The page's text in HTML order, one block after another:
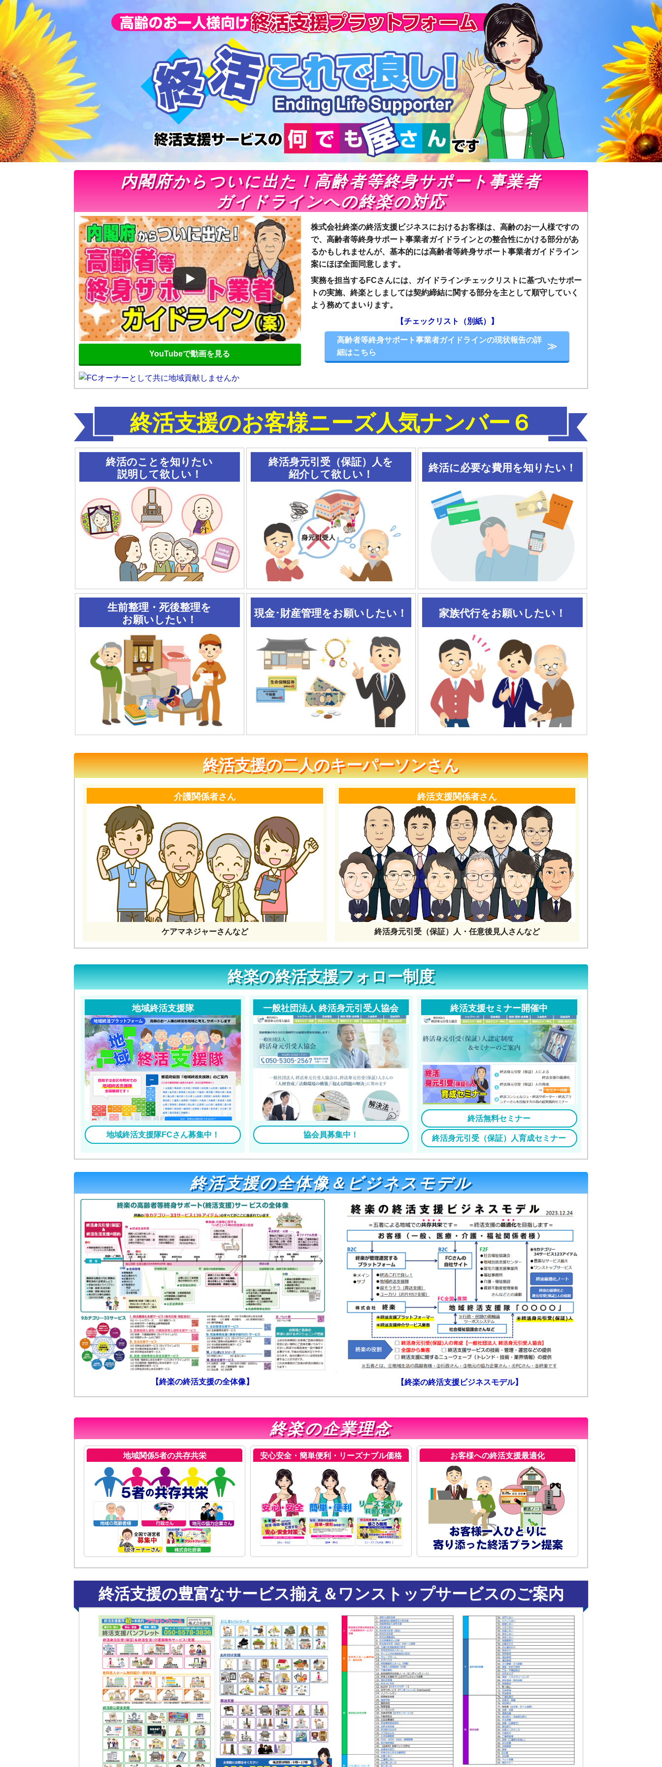
内閣府からついに出た！高齢者等終身サポート事業者
ガイドラインへの終楽の対応
YouTubeで動画を見る
株式会社終楽の終活支援ビジネスにおけるお客様は、高齢のお一人様ですの
で、高齢者等終身サポート事業者ガイドラインとの整合性にかける部分があ
るかもしれませんが、基本的には高齢者等終身サポート事業者ガイドライン
案にほぼ全面同意します。
実務を担当するFCさんには、ガイドラインチェックリストに基づいたサポー
トの実施、終楽としましては契約締結に関する部分を主として順守していく
よう務めてまいります。
【チェックリスト（別紙）】
高齢者等終身サポート事業者ガイドラインの現状報告の詳
細はこちら
終活支援のお客様ニーズ人気ナンバー６
終活のことを知りたい
説明して欲しい！
終活身元引受（保証）人を
紹介して欲しい！
終活に必要な費用を知りたい！
生前整理・死後整理を
お願いしたい！
現金･財産管理をお願いしたい！ 家族代行をお願いしたい！
終活支援の二人のキーパーソンさん
介護関係者さん
ケアマネジャーさんなど
終活支援関係者さん
終活身元引受（保証）人・任意後見人さんなど
終楽の終活支援フォロー制度
地域終活支援隊
地域終活支援隊FCさん募集中！
一般社団法人 終活身元引受人協会
協会員募集中！
終活支援セミナー開催中
終活無料セミナー
終活身元引受（保証）人育成セミナー
終活支援の全体像＆ビジネスモデル
【終楽の終活支援の全体像】 【終楽の終活支援ビジネスモデル】
終楽の企業理念
地域関係5者の共存共栄 安心安全・簡単便利・リーズナブル価格 お客様への終活支援最適化
終活支援の豊富なサービス揃え＆ワンストップサービスのご案内